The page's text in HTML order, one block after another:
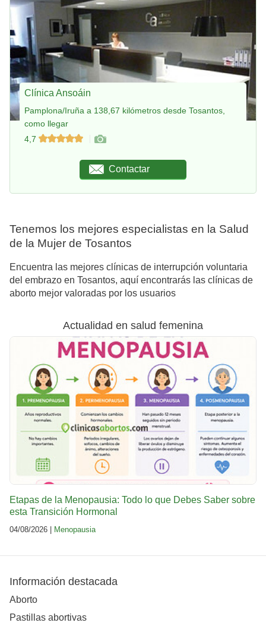
Clínica Ansoáin
Pamplona/Iruña a 138,67 kilómetros desde Tosantos,
como llegar
4,7
Contactar
Tenemos los mejores especialistas en la Salud
de la Mujer de Tosantos
Encuentra las mejores clínicas de interrupción voluntaria
del embrazo en Tosantos, aquí encontrarás las clínicas de
aborto mejor valoradas por los usuarios
Actualidad en salud femenina
Etapas de la Menopausia: Todo lo que Debes Saber sobre
esta Transición Hormonal
04/08/2026 | Menopausia
Información destacada
Aborto
Pastillas abortivas